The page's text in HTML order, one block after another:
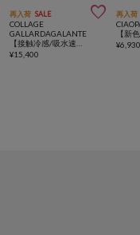
再入荷 SALE 
COLLAGE
GALLARDAGALANTE
¥15,400
再入荷
¥